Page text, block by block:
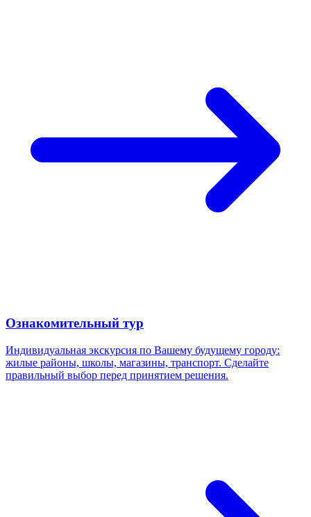
Ознакомительный тур
Индивидуальная экскурсия по Вашему будущему городу:
жилые районы, школы, магазины, транспорт. Сделайте
правильный выбор перед принятием решения.